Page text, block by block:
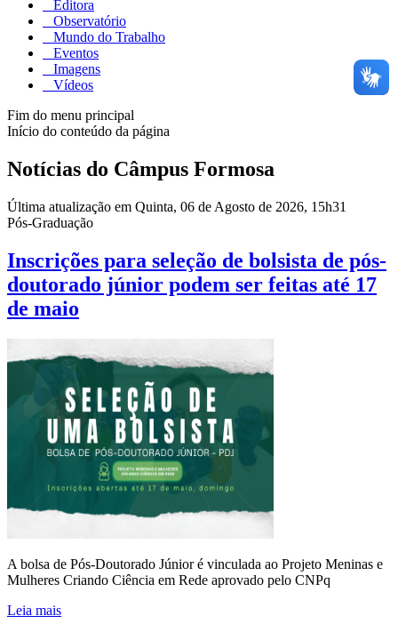
Editora
Observatório
Mundo do Trabalho
Eventos
Imagens
Vídeos
Fim do menu principal
Início do conteúdo da página
Notícias do Câmpus Formosa
Última atualização em Quinta, 06 de Agosto de 2026, 15h31
Pós-Graduação
Inscrições para seleção de bolsista de pós-
doutorado júnior podem ser feitas até 17
de maio
A bolsa de Pós-Doutorado Júnior é vinculada ao Projeto Meninas e
Mulheres Criando Ciência em Rede aprovado pelo CNPq
Leia mais